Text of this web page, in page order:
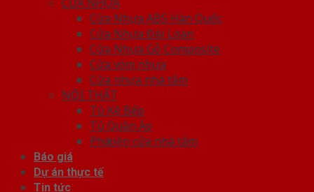
Cửa Nhựa ABS Hàn Quốc
Cửa Nhựa Đài Loan
Cửa Nhựa Gỗ Composite
Cửa vòm nhựa
Cửa nhựa nhà tắm
NỘI THẤT
Tủ Kệ Bếp
Tủ Quần Áo
Phụ kiện cửa nhà tắm
Báo giá
Dự án thực tế
Tin tức